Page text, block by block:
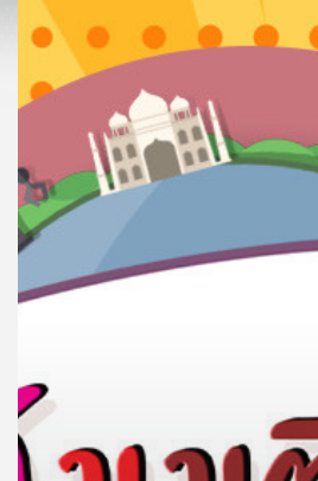
ลิ
สต์
แนะนำ
เพล
ย์
ลิ
ของ
เพลง